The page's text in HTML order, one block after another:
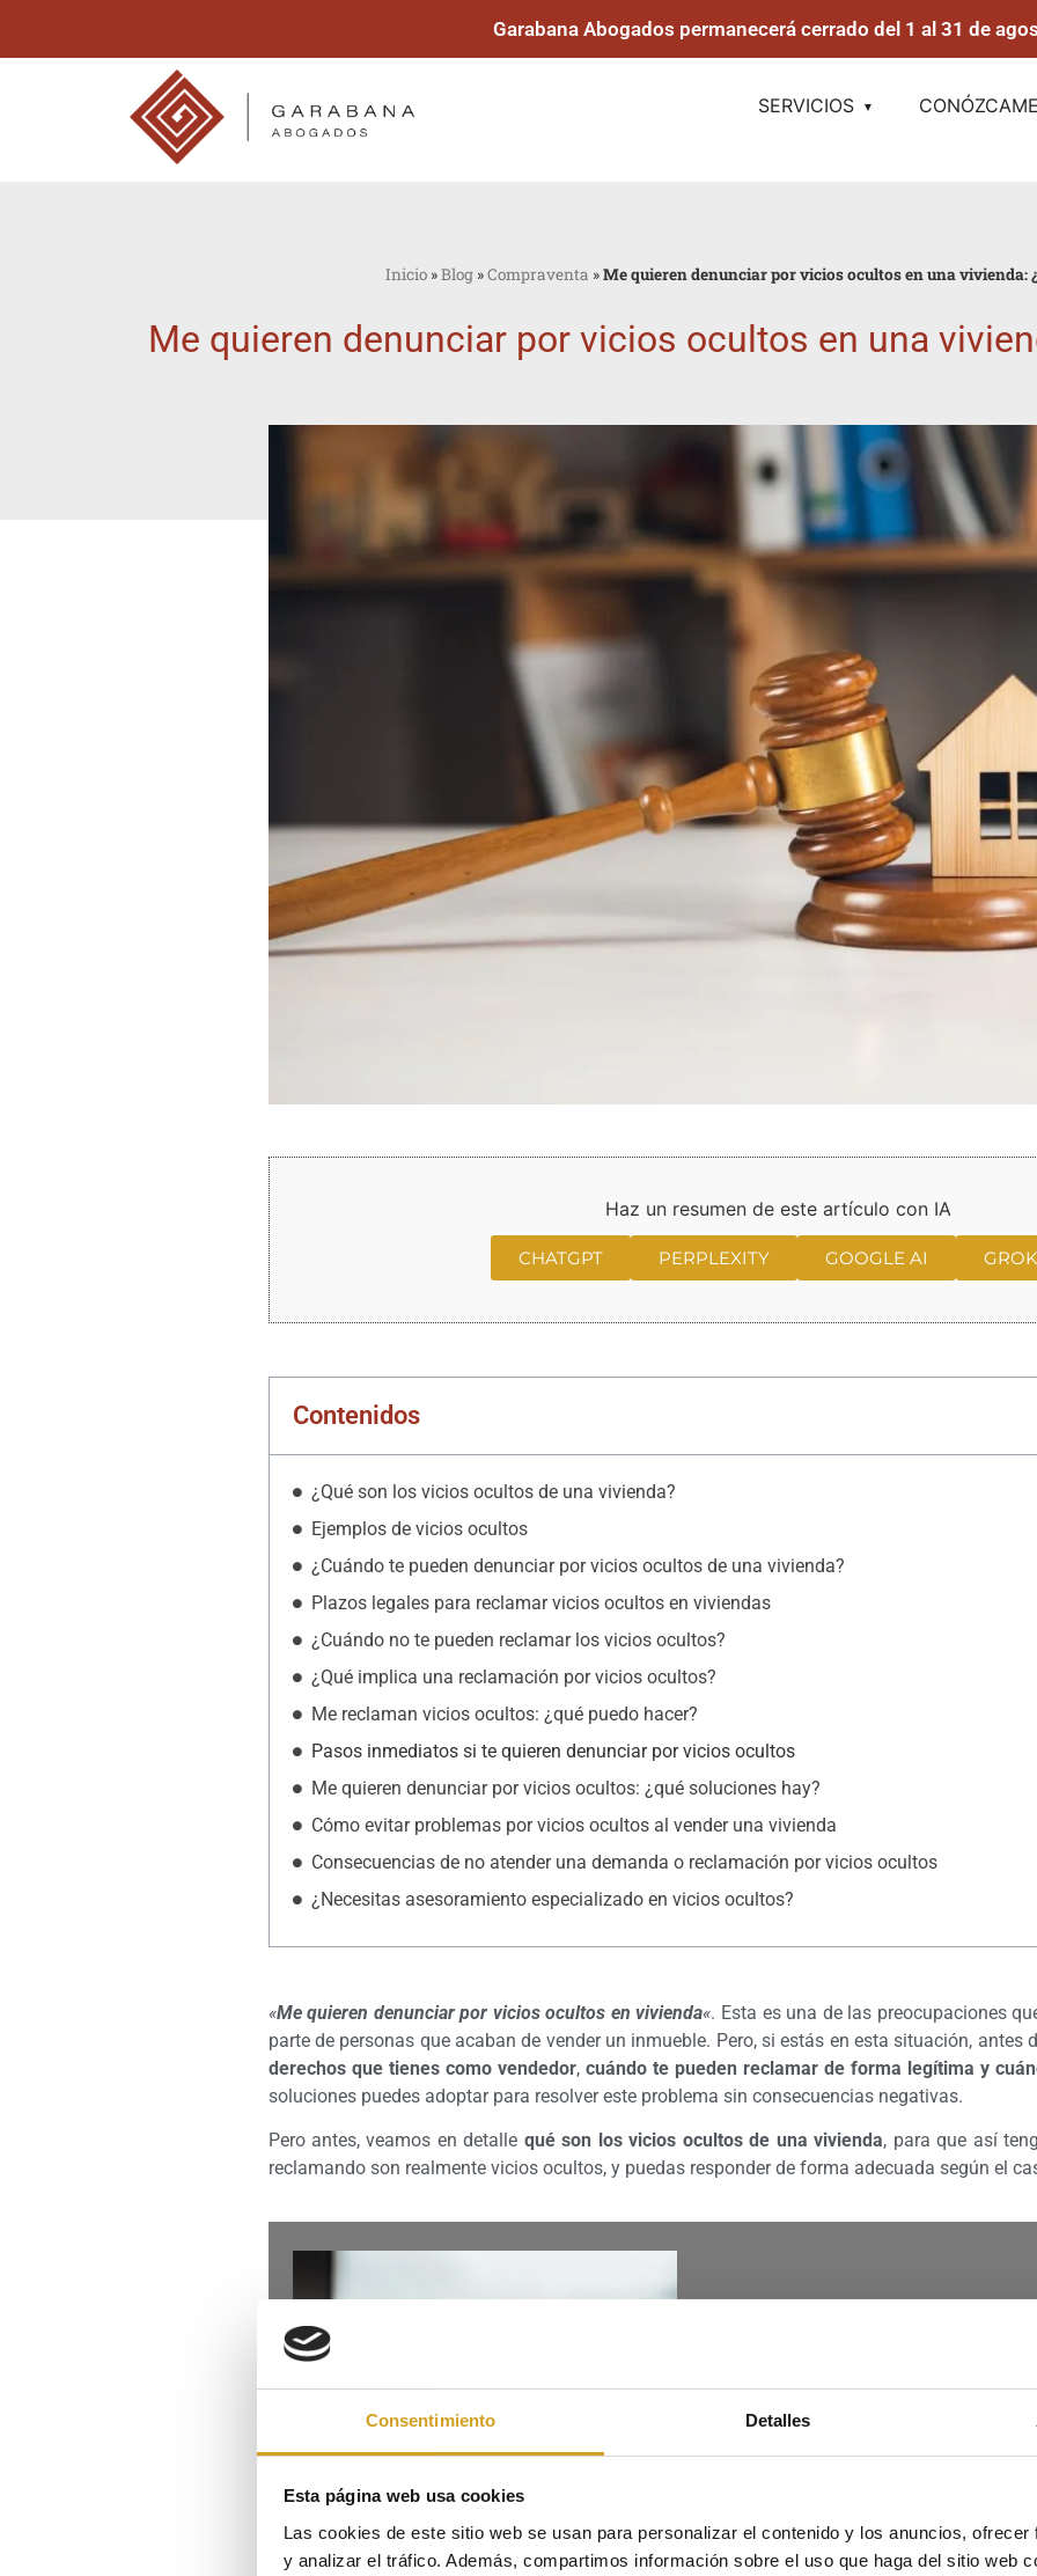
Consentimiento Detalles
Esta página web usa cookies
Las cookies de este sitio web se usan para personalizar el contenido y los anuncios,
y analizar el tráfico. Además, compartimos información sobre el uso que haga del sitio web
Garabana Abogados permanecerá cerrado del 1 al 31 de
SERVICIOS
Inicio »Blog »Compraventa »Me quieren denunciar por vicios ocultos en una vivienda​:
Me quieren denunciar por vicios ocultos en una
Haz un resumen de este artículo con IA
CHATGPT PERPLEXITY GOOGLE AI GROK
Contenidos
¿Qué son los vicios ocultos de una vivienda?
Ejemplos de vicios ocultos
¿Cuándo te pueden denunciar por vicios ocultos de una vivienda?
Plazos legales para reclamar vicios ocultos en viviendas
¿Cuándo no te pueden reclamar los vicios ocultos?
¿Qué implica una reclamación por vicios ocultos?
Me reclaman vicios ocultos: ¿qué puedo hacer?
Pasos inmediatos si te quieren denunciar por vicios ocultos
Me quieren denunciar por vicios ocultos: ¿qué soluciones hay?
Cómo evitar problemas por vicios ocultos al vender una vivienda
Consecuencias de no atender una demanda o reclamación por vicios ocultos
¿Necesitas asesoramiento especializado en vicios ocultos?
«Me quieren denunciar por vicios ocultos en vivienda«. Esta es una de las preocupaciones
parte de personas que acaban de vender un inmueble. Pero, si estás en esta situación, antes
derechos que tienes como vendedor, cuándo te pueden reclamar de forma legítima y
soluciones puedes adoptar para resolver este problema sin consecuencias negativas.
Pero antes, veamos en detalle qué son los vicios ocultos de una vivienda, para que así
reclamando son realmente vicios ocultos, y puedas responder de forma adecuada según el
¿Qué son los vicios ocultos de una vivienda?